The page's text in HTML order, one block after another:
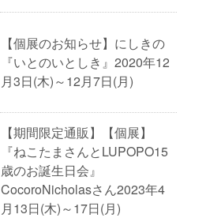
【個展のお知らせ】にしきの
『いとのいとしき』2020年12
月3日(木)～12月7日(月)
【期間限定通販】【個展】
『ねこたまさんとLUPOPO15
歳のお誕生日会』
CocoroNicholasさん2023年4
月13日(木)～17日(月)